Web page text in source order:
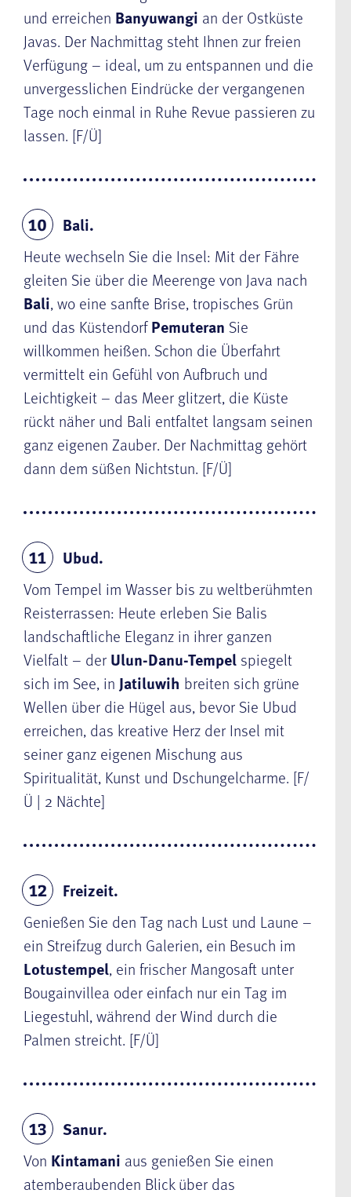
und erreichen Banyuwangi an der Ostküste
Javas. Der Nachmittag steht Ihnen zur freien
Verfügung – ideal, um zu entspannen und die
unvergesslichen Eindrücke der vergangenen
Tage noch einmal in Ruhe Revue passieren zu
lassen. [F/Ü]
10
Bali.
Heute wechseln Sie die Insel: Mit der Fähre
gleiten Sie über die Meerenge von Java nach
Bali, wo eine sanfte Brise, tropisches Grün
und das KüstendorfPemuteran Sie
willkommen heißen. Schon die Überfahrt
vermittelt ein Gefühl von Aufbruch und
Leichtigkeit – das Meer glitzert, die Küste
rückt näher und Bali entfaltet langsam seinen
ganz eigenen Zauber. Der Nachmittag gehört
dann dem süßen Nichtstun. [F/Ü]
11
Ubud.
Vom Tempel im Wasser bis zu weltberühmten
Reisterrassen: Heute erleben Sie Balis
landschaftliche Eleganz in ihrer ganzen
Vielfalt – der Ulun-Danu-Tempel spiegelt
sich im See, in Jatiluwih breiten sich grüne
Wellen über die Hügel aus, bevor Sie Ubud
erreichen, das kreative Herz der Insel mit
seiner ganz eigenen Mischung aus
Spiritualität, Kunst und Dschungelcharme. [F/
Ü | 2 Nächte]
12
Freizeit.
Genießen Sie den Tag nach Lust und Laune –
ein Streifzug durch Galerien, ein Besuch im
Lotustempel, ein frischer Mangosaft unter
Bougainvillea oder einfach nur ein Tag im
Liegestuhl, während der Wind durch die
Palmen streicht. [F/Ü]
13
Sanur.
Von Kintamani aus genießen Sie einen
atemberaubenden Blick über das